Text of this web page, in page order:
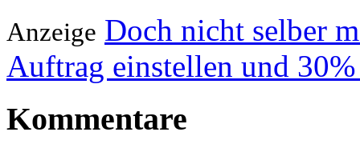
Anzeige Doch nicht selber
Auftrag einstellen und
Kommentare